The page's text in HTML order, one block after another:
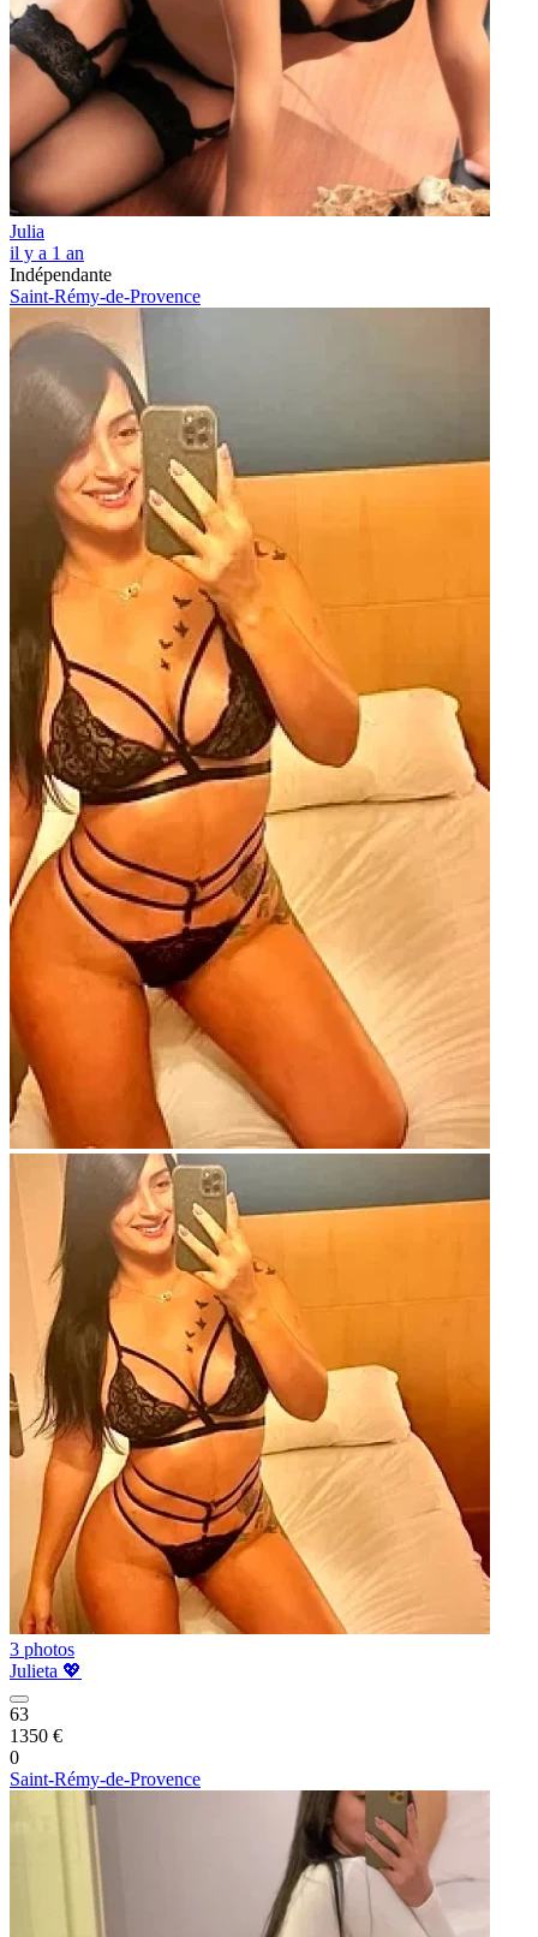
Julia
il y a 1 an
Indépendante
Saint-Rémy-de-Provence
3 photos
Julieta 💖
63
1350 €
0
Saint-Rémy-de-Provence